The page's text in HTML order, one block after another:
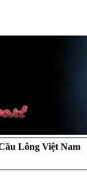
Lông Việt Nam